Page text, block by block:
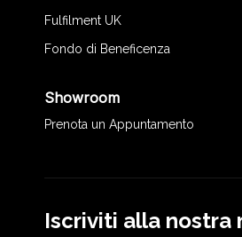
Fulfilment UK
Fondo di Beneficenza
Showroom
Prenota un Appuntamento
Iscriviti alla nostra